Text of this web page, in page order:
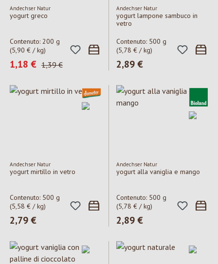
Andechser Natur
yogurt greco
Contenuto: 200 g
(5,90 € / kg)
Prezzo di vendita:
1,18 € Prezzo normale:
1,39 €
Andechser Natur
yogurt lampone sambuco in
vetro
Contenuto: 500 g
(5,78 € / kg)
Prezzo normale:
2,89 €
Andechser Natur
yogurt mirtillo in vetro
Contenuto: 500 g
(5,58 € / kg)
Prezzo normale:
2,79 €
Andechser Natur
yogurt alla vaniglia e mango
Contenuto: 500 g
(5,78 € / kg)
Prezzo normale:
2,89 €